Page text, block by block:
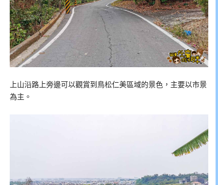
上山沿路上旁邊可以觀賞到鳥松仁美區域的景色，主要以市景
為主。